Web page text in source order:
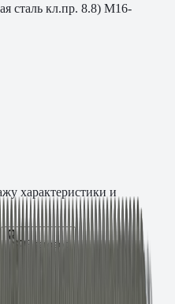
сталь кл.пр. 8.8) M16-
характеристики и
Разговор